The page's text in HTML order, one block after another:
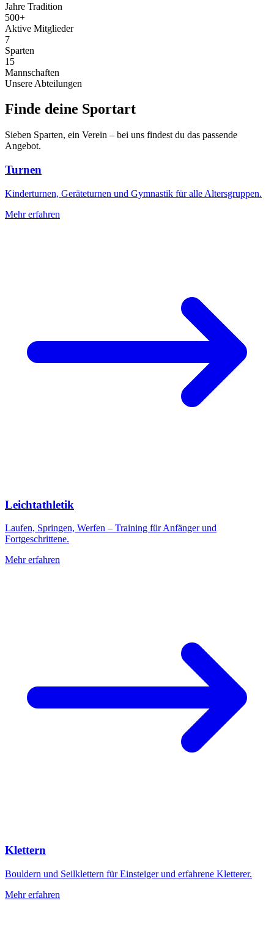
Jahre Tradition
500+
Aktive Mitglieder
7
Sparten
15
Mannschaften
Unsere Abteilungen
Finde deine Sportart
Sieben Sparten, ein Verein – bei uns findest du das passende
Angebot.
Turnen
Kinderturnen, Geräteturnen und Gymnastik für alle Altersgruppen.
Mehr erfahren
Leichtathletik
Laufen, Springen, Werfen – Training für Anfänger und
Fortgeschrittene.
Mehr erfahren
Klettern
Bouldern und Seilklettern für Einsteiger und erfahrene Kletterer.
Mehr erfahren